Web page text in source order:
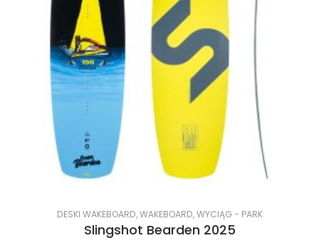
DESKI WAKEBOARD,WAKEBOARD,WYCIĄG - PARK
Slingshot Bearden 2025